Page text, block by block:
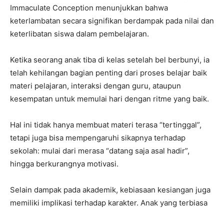
Immaculate Conception menunjukkan bahwa
keterlambatan secara signifikan berdampak pada nilai dan
keterlibatan siswa dalam pembelajaran.
Ketika seorang anak tiba di kelas setelah bel berbunyi, ia
telah kehilangan bagian penting dari proses belajar baik
materi pelajaran, interaksi dengan guru, ataupun
kesempatan untuk memulai hari dengan ritme yang baik.
Hal ini tidak hanya membuat materi terasa “tertinggal”,
tetapi juga bisa mempengaruhi sikapnya terhadap
sekolah: mulai dari merasa “datang saja asal hadir”,
hingga berkurangnya motivasi.
Selain dampak pada akademik, kebiasaan kesiangan juga
memiliki implikasi terhadap karakter. Anak yang terbiasa